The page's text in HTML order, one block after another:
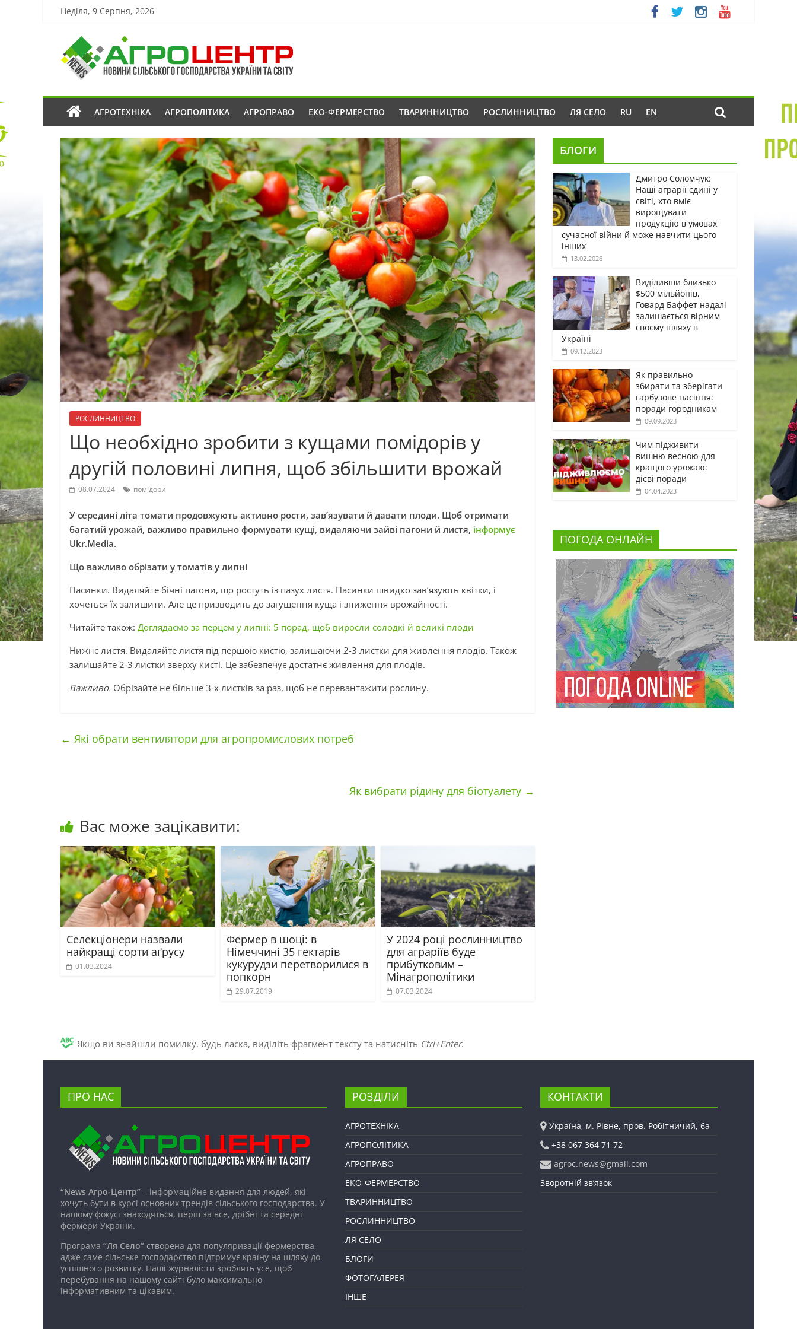
Неділя, 9 Серпня, 2026
АГРОТЕХНІКА АГРОПОЛІТИКА АГРОПРАВО ЕКО-ФЕРМЕРСТВО ТВАРИННИЦТВО РОСЛИННИЦТВО ЛЯ СЕЛО RU EN
РОСЛИННИЦТВО
Що необхідно зробити з кущами помідорів у
другій половині липня, щоб збільшити врожай
08.07.2024 помідори
У середині літа томати продовжують активно рости, зав’язувати й давати плоди. Щоб отримати
багатий урожай, важливо правильно формувати кущі, видаляючи зайві пагони й листя, інформує
Ukr.Media.
Що важливо обрізати у томатів у липні
Пасинки. Видаляйте бічні пагони, що ростуть із пазух листя. Пасинки швидко зав’язують квітки, і
хочеться їх залишити. Але це призводить до загущення куща і зниження врожайності.
Читайте також: Доглядаємо за перцем у липні: 5 порад, щоб виросли солодкі й великі плоди
Нижнє листя. Видаляйте листя під першою кистю, залишаючи 2-3 листки для живлення плодів. Також
залишайте 2-3 листки зверху кисті. Це забезпечує достатнє живлення для плодів.
Важливо. Обрізайте не більше 3-х листків за раз, щоб не перевантажити рослину.
← Які обрати вентилятори для агропромислових потреб
Як вибрати рідину для біотуалету →
Вас може зацікавити:
Селекціонери назвали
найкращі сорти аґрусу
01.03.2024
Фермер в шоці: в
Німеччині 35 гектарів
кукурудзи перетворилися в
попкорн
29.07.2019
У 2024 році рослинництво
для аграріїв буде
прибутковим –
Мінагрополітики
07.03.2024
БЛОГИ
Дмитро Соломчук:
Наші аграрії єдині у
світі, хто вміє
вирощувати
продукцію в умовах
сучасної війни й може навчити цього
інших
13.02.2026
Виділивши близько
$500 мільйонів,
Говард Баффет надалі
залишається вірним
своєму шляху в
Україні
09.12.2023
Як правильно
збирати та зберігати
гарбузове насіння:
поради городникам
09.09.2023
Чим підживити
вишню весною для
кращого урожаю:
дієві поради
04.04.2023
ПОГОДА ОНЛАЙН
Якщо ви знайшли помилку, будь ласка, виділіть фрагмент тексту та натисніть Ctrl+Enter.
ПРО НАС
“News Агро-Центр” – інформаційне видання для людей, які
хочуть бути в курсі основних трендів сільського господарства. У
нашому фокусі знаходяться, перш за все, дрібні та середні
фермери України.
Програма “Ля Село” створена для популяризації фермерства,
адже саме сільське господарство підтримує країну на шляху до
успішного розвитку. Наші журналісти зроблять усе, щоб
перебування на нашому сайті було максимально
інформативним та цікавим.
РОЗДІЛИ
АГРОТЕХНІКА
АГРОПОЛІТИКА
АГРОПРАВО
ЕКО-ФЕРМЕРСТВО
ТВАРИННИЦТВО
РОСЛИННИЦТВО
ЛЯ СЕЛО
БЛОГИ
ФОТОГАЛЕРЕЯ
ІНШЕ
КОНТАКТИ
Україна, м. Рівне, пров. Робітничий, 6а
+38 067 364 71 72
agroc.news@gmail.com
Зворотній зв’язок